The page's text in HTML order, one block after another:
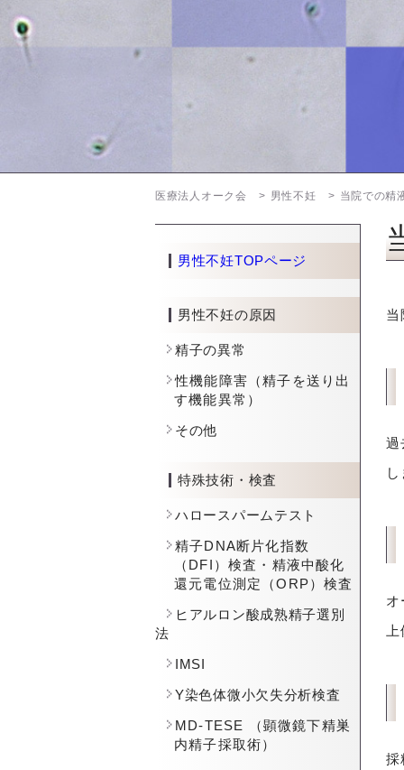
医療法人オーク会 男性不妊 当院での精
当
過
オ
採
男性不妊TOPページ
男性不妊の原因
精子の異常
性機能障害（精子を送り出
す機能異常）
その他
特殊技術・検査
ハロースパームテスト
精子DNA断片化指数
（DFI）検査・精液中酸化
還元電位測定（ORP）検査
ヒアルロン酸成熟精子選別
法
IMSI
Y染色体微小欠失分析検査
MD-TESE （顕微鏡下精巣
内精子採取術）